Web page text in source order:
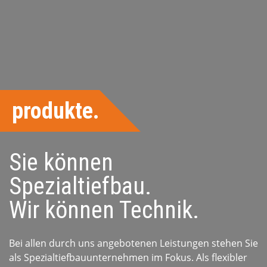
produkte.
Sie können
Spezialtiefbau.
Wir können Technik.
Bei allen durch uns angebotenen Leistungen stehen Sie
als Spezialtiefbauunternehmen im Fokus. Als flexibler